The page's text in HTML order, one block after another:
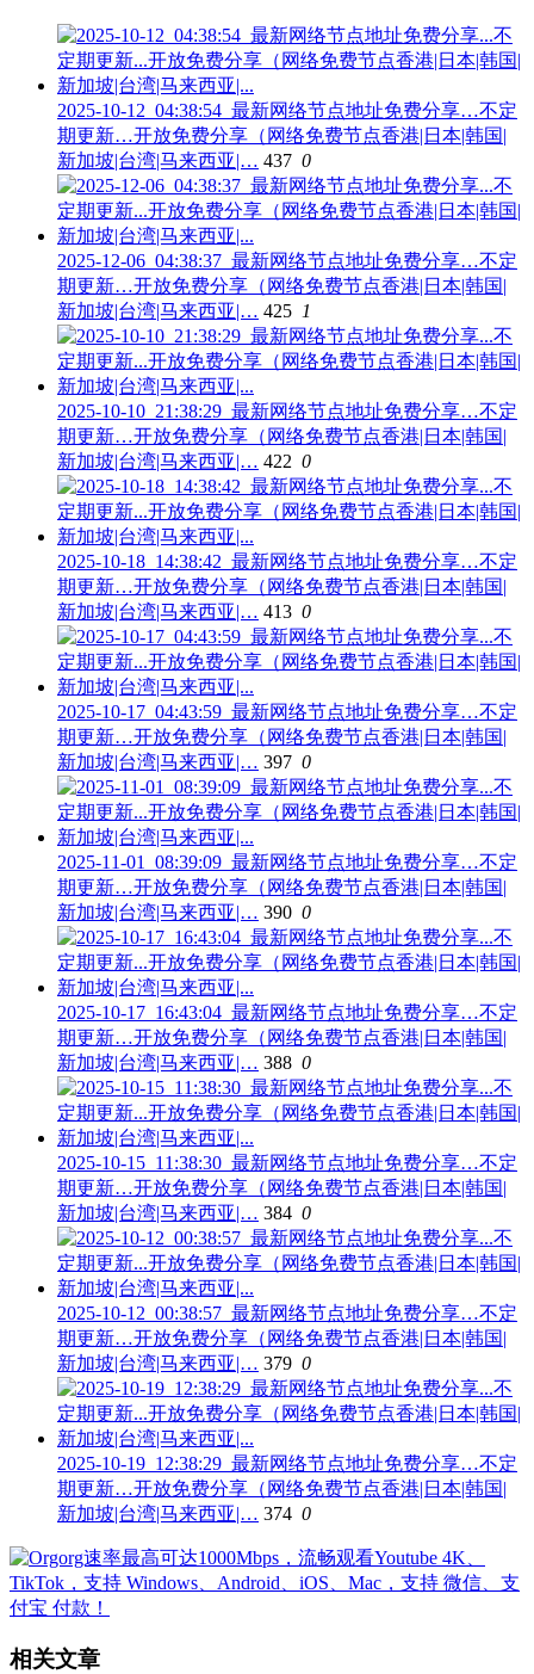
2025-10-12_04:38:54_最新网络节点地址免费分享…不定
期更新…开放免费分享（网络免费节点香港|日本|韩国|
新加坡|台湾|马来西亚|… 437 0
2025-12-06_04:38:37_最新网络节点地址免费分享…不定
期更新…开放免费分享（网络免费节点香港|日本|韩国|
新加坡|台湾|马来西亚|… 425 1
2025-10-10_21:38:29_最新网络节点地址免费分享…不定
期更新…开放免费分享（网络免费节点香港|日本|韩国|
新加坡|台湾|马来西亚|… 422 0
2025-10-18_14:38:42_最新网络节点地址免费分享…不定
期更新…开放免费分享（网络免费节点香港|日本|韩国|
新加坡|台湾|马来西亚|… 413 0
2025-10-17_04:43:59_最新网络节点地址免费分享…不定
期更新…开放免费分享（网络免费节点香港|日本|韩国|
新加坡|台湾|马来西亚|… 397 0
2025-11-01_08:39:09_最新网络节点地址免费分享…不定
期更新…开放免费分享（网络免费节点香港|日本|韩国|
新加坡|台湾|马来西亚|… 390 0
2025-10-17_16:43:04_最新网络节点地址免费分享…不定
期更新…开放免费分享（网络免费节点香港|日本|韩国|
新加坡|台湾|马来西亚|… 388 0
2025-10-15_11:38:30_最新网络节点地址免费分享…不定
期更新…开放免费分享（网络免费节点香港|日本|韩国|
新加坡|台湾|马来西亚|… 384 0
2025-10-12_00:38:57_最新网络节点地址免费分享…不定
期更新…开放免费分享（网络免费节点香港|日本|韩国|
新加坡|台湾|马来西亚|… 379 0
2025-10-19_12:38:29_最新网络节点地址免费分享…不定
期更新…开放免费分享（网络免费节点香港|日本|韩国|
新加坡|台湾|马来西亚|… 374 0
相关文章